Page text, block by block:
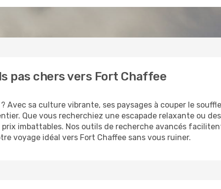
pas chers vers Fort Chaffee
Avec sa culture vibrante, ses paysages à couper le
Que vous recherchiez une escapade relaxante ou
imbattables. Nos outils de recherche avancés
voyage idéal vers Fort Chaffee sans vous ruiner.